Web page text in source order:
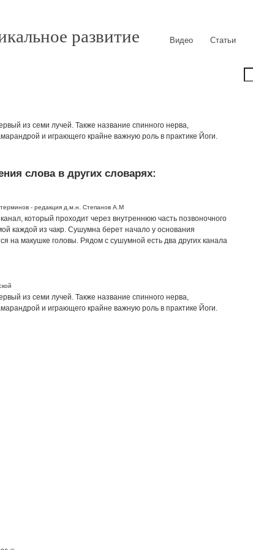
развитие Видео Статьи
из семи лучей. Также название спинного нерва,
и играющего крайне важную роль в практике Йоги.
слова в других словарях:
- редакция д.м.н. Степанов А.М
который проходит через внутреннюю часть позвоночного
каждой из чакр. Сушумна берет начало у основания
на макушке головы. Рядом с сушумной есть два других канала
из семи лучей. Также название спинного нерва,
и играющего крайне важную роль в практике Йоги.